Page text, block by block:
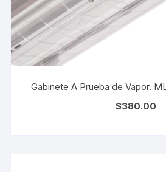
Gabinete A Prueba de Vapor.
$380.00